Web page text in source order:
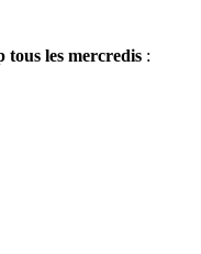
tous les mercredis :